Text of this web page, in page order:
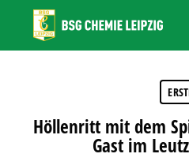
main
Höllenritt mit dem
Gast im